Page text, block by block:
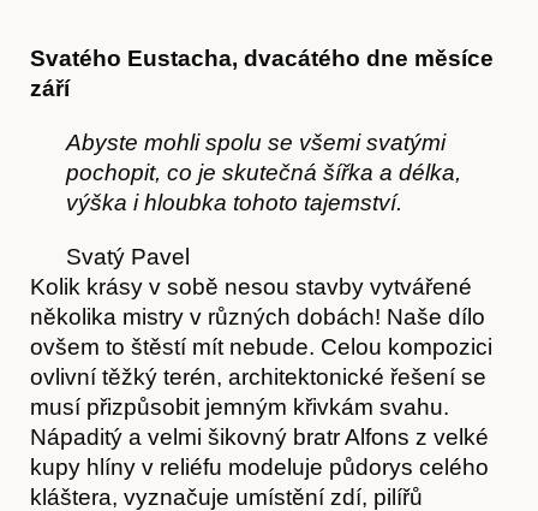
Svatého Eustacha, dvacátého dne měsíce
září
Abyste mohli spolu se všemi svatými
pochopit, co je skutečná šířka a délka,
výška i hloubka tohoto tajemství.
Svatý Pavel
Kolik krásy v sobě nesou stavby vytvářené
několika mistry v různých dobách! Naše dílo
ovšem to štěstí mít nebude. Celou kompozici
ovlivní těžký terén, architektonické řešení se
musí přizpůsobit jemným křivkám svahu.
Nápaditý a velmi šikovný bratr Alfons z velké
kupy hlíny v reliéfu modeluje půdorys celého
kláštera, vyznačuje umístění zdí, pilířů